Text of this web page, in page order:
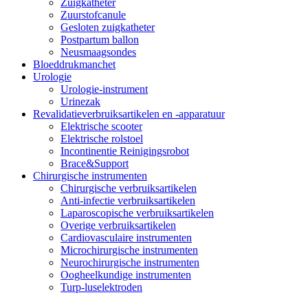
Zuurstofcanule
Gesloten zuigkatheter
Postpartum ballon
Neusmaagsondes
Bloeddrukmanchet
Urologie
Urologie-instrument
Urinezak
Revalidatieverbruiksartikelen en -apparatuur
Elektrische scooter
Elektrische rolstoel
Incontinentie Reinigingsrobot
Brace&Support
Chirurgische instrumenten
Chirurgische verbruiksartikelen
Anti-infectie verbruiksartikelen
Laparoscopische verbruiksartikelen
Overige verbruiksartikelen
Cardiovasculaire instrumenten
Microchirurgische instrumenten
Neurochirurgische instrumenten
Oogheelkundige instrumenten
Turp-luselektroden